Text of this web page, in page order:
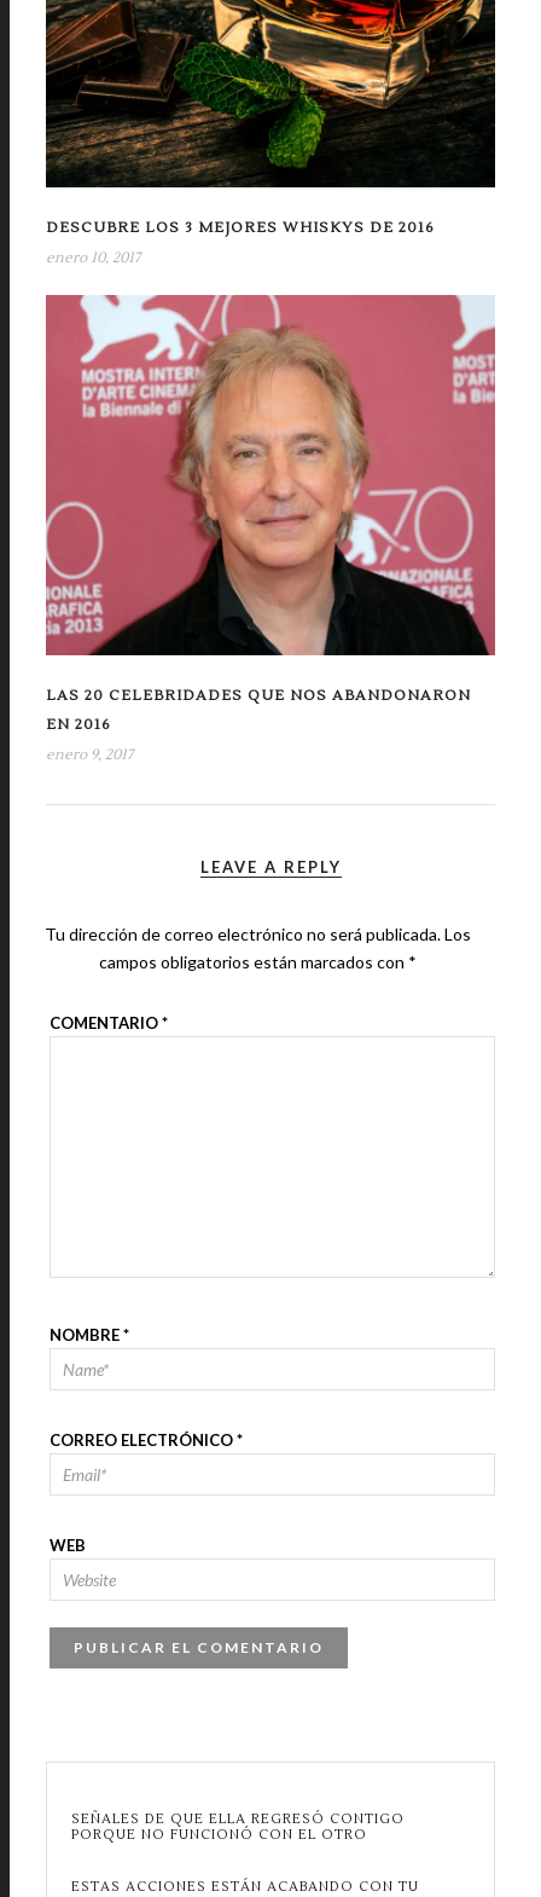
DESCUBRE LOS 3 MEJORES WHISKYS DE 2016
enero 10, 2017
LAS 20 CELEBRIDADES QUE NOS ABANDONARON
EN 2016
enero 9, 2017
LEAVE A REPLY
Tu dirección de correo electrónico no será publicada.Los
campos obligatorios están marcados con *
COMENTARIO*
NOMBRE*
CORREO ELECTRÓNICO*
WEB
SEÑALES DE QUE ELLA REGRESÓ CONTIGO
PORQUE NO FUNCIONÓ CON EL OTRO
ESTAS ACCIONES ESTÁN ACABANDO CON TU